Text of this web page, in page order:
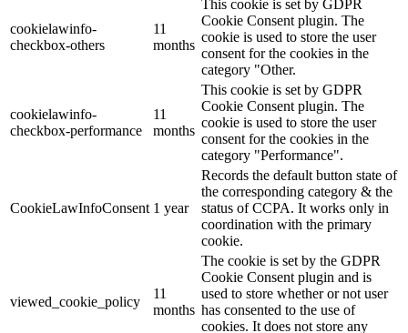
cookielawinfo-
checkbox-others
11
months
This cookie is set by GDPR
Cookie Consent plugin. The
cookie is used to store the user
consent for the cookies in the
category "Other.
cookielawinfo-
checkbox-performance
11
months
This cookie is set by GDPR
Cookie Consent plugin. The
cookie is used to store the user
consent for the cookies in the
category "Performance".
CookieLawInfoConsent 1 year
Records the default button state of
the corresponding category & the
status of CCPA. It works only in
coordination with the primary
cookie.
viewed_cookie_policy
11
months
The cookie is set by the GDPR
Cookie Consent plugin and is
used to store whether or not user
has consented to the use of
cookies. It does not store any